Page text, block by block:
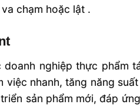
chạm hoặc lật .
nghiệp thực phẩm
nhanh, tăng năng
sản phẩm mới, đáp